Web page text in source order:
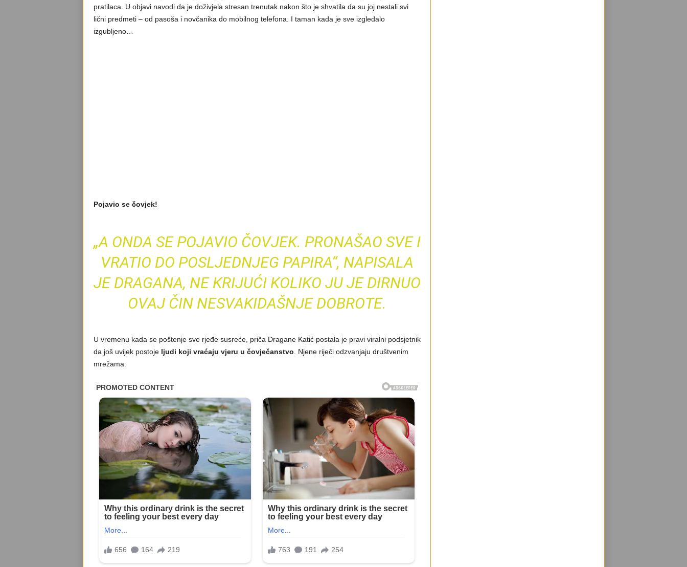
pratilaca. U objavi navodi da je doživjela stresan trenutak nakon što je shvatila da su joj nestali svi
lični predmeti – od pasoša i novčanika do mobilnog telefona. I taman kada je sve izgledalo
izgubljeno…
Pojavio se čovjek!
„A ONDA SE POJAVIO ČOVJEK. PRONAŠAO SVE I
VRATIO DO POSLJEDNJEG PAPIRA“, NAPISALA
JE DRAGANA, NE KRIJUĆI KOLIKO JU JE DIRNUO
OVAJ ČIN NESVAKIDAŠNJE DOBROTE.
U vremenu kada se poštenje sve rjeđe susreće, priča Dragane Katić postala je pravi viralni podsjetnik
da još uvijek postoje ljudi koji vraćaju vjeru u čovječanstvo. Njene riječi odzvanjaju društvenim
mrežama: